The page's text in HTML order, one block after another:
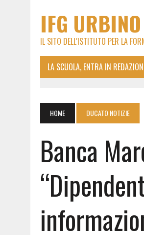
IFG URBINO
IL SITO DELL'ISTITUTO PER LA
LA SCUOLA, ENTRA IN
HOME DUCATO NOTIZIE
Banca